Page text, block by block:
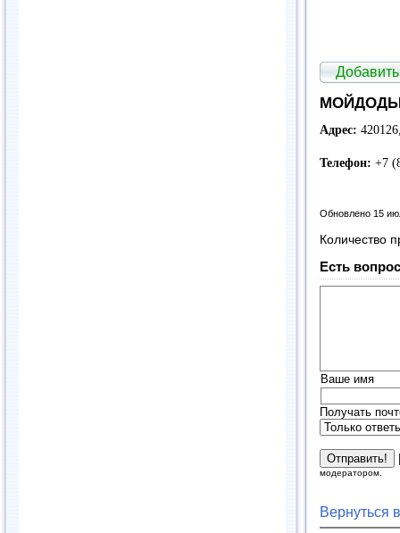
Адрес:
Телефон: +7
Обновлено 15
Количество
Есть
Ваше имя
Получать
модератором.
Вернуться